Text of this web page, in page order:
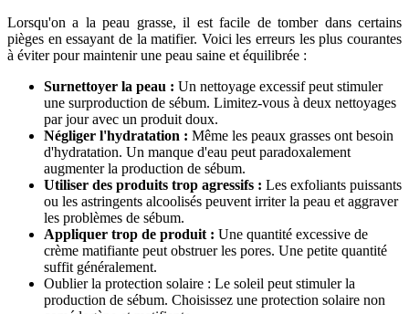
Lorsqu'on a la peau grasse, il est facile de tomber dans certains
pièges en essayant de la matifier. Voici les erreurs les plus courantes
à éviter pour maintenir une peau saine et équilibrée :
Surnettoyer la peau : Un nettoyage excessif peut stimuler
une surproduction de sébum. Limitez-vous à deux nettoyages
par jour avec un produit doux.
Négliger l'hydratation : Même les peaux grasses ont besoin
d'hydratation. Un manque d'eau peut paradoxalement
augmenter la production de sébum.
Utiliser des produits trop agressifs : Les exfoliants puissants
ou les astringents alcoolisés peuvent irriter la peau et aggraver
les problèmes de sébum.
Appliquer trop de produit : Une quantité excessive de
crème matifiante peut obstruer les pores. Une petite quantité
suffit généralement.
Oublier la protection solaire : Le soleil peut stimuler la
production de sébum. Choisissez une protection solaire non